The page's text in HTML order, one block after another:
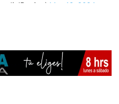
May 18, 2024